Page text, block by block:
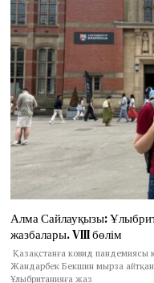
Алма Сайлауқызы:
жазбалары. VIII бөлім
Қазақстанға ковид пандемиясы
Жандарбек Бекшин мырза
Ұлыбританияға жаз